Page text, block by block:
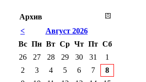
Архив
<
Август 2026
Вс Пн Вт Ср Чт Пт Сб
26
27 28 29 30 31
1
2
3 4 5 6 7
8